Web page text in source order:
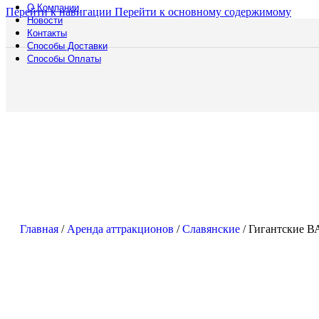
Перейти к навигации Перейти к основному содержимому
О Компании
Новости
Контакты
Способы Доставки
Способы Оплаты
Главная / Аренда аттракционов / Славянские / Гигантские